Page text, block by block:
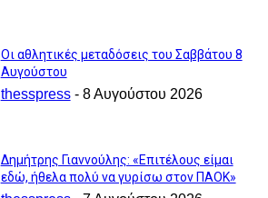
Οι αθλητικές μεταδόσεις του Σαββάτου 8
Αυγούστου
thesspress - 8 Αυγούστου 2026
Δημήτρης Γιαννούλης: «Επιτέλους είμαι
εδώ, ήθελα πολύ να γυρίσω στον ΠΑΟΚ»